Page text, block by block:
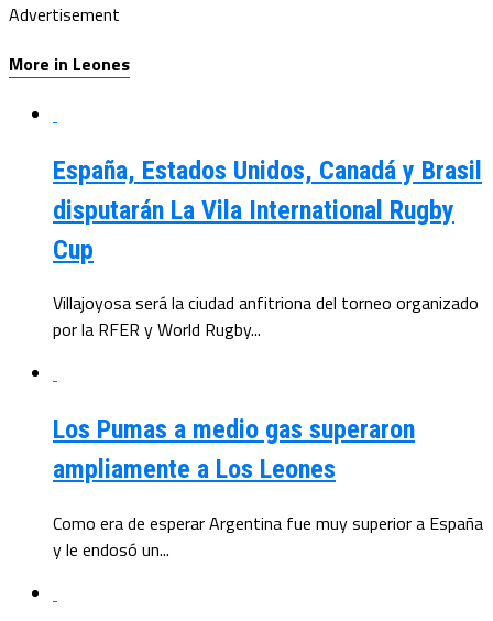
Advertisement
More in Leones
España, Estados Unidos, Canadá y Brasil
disputarán La Vila International Rugby
Cup
Villajoyosa será la ciudad anfitriona del torneo organizado
por la RFER y World Rugby...
Los Pumas a medio gas superaron
ampliamente a Los Leones
Como era de esperar Argentina fue muy superior a España
y le endosó un...